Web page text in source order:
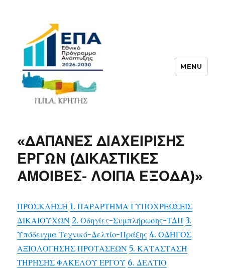
MENU
«ΔΑΠΑΝΕΣ ΔΙΑΧΕΙΡΙΣΗΣ
ΕΡΓΩΝ (ΔΙΚΑΣΤΙΚΕΣ
ΑΜΟΙΒΕΣ- ΛΟΙΠΑ ΕΞΟΔΑ)»
ΠΡΟΣΚΛΗΣΗ 1. ΠΑΡΑΡΤΗΜΑ Ι ΥΠΟΧΡΕΩΣΕΙΣ
ΔΙΚΑΙΟΥΧΩΝ 2. Οδηγίες-Συμπλήρωσης-ΤΔΠ 3.
Υπόδειγμα Τεχνικό-Δελτίο-Πράξης 4. ΟΔΗΓΟΣ
ΑΞΙΟΛΟΓΗΣΗΣ ΠΡΟΤΑΣΕΩΝ 5. ΚΑΤΑΣΤΑΣΗ
ΤΗΡΗΣΗΣ ΦΑΚΕΛΟΥ ΕΡΓΟΥ 6. ΔΕΛΤΙΟ